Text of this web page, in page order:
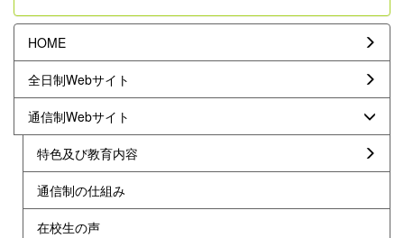
HOME
全日制Webサイト
通信制Webサイト
特色及び教育内容
通信制の仕組み
在校生の声